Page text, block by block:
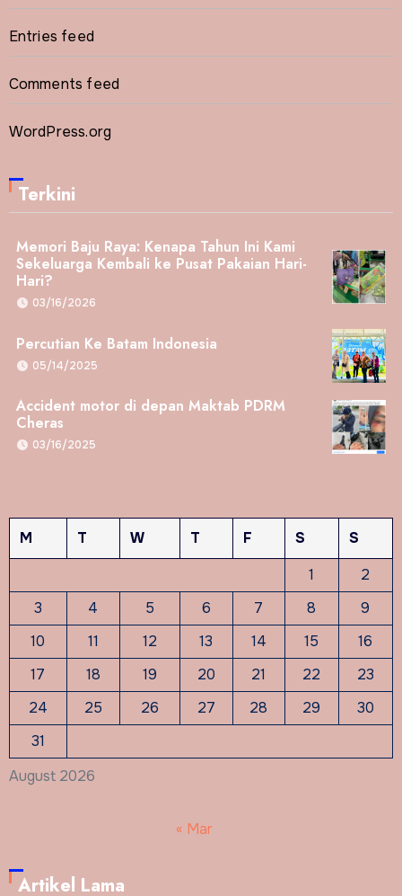
Entries feed
Comments feed
WordPress.org
Terkini
Memori Baju Raya: Kenapa Tahun Ini Kami
Sekeluarga Kembali ke Pusat Pakaian Hari-
Hari?
03/16/2026
Percutian Ke Batam Indonesia
05/14/2025
Accident motor di depan Maktab PDRM
Cheras
03/16/2025
August 2026
M T W T F S
S
1
2
3
4 5 6 7 8
9
10
11 12 13 14 15
16
17
18 19 20 21 22
23
24
25 26 27 28 29
30
31
« Mar
Artikel Lama